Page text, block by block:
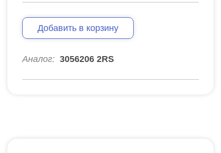
Добавить в корзину
Аналог: 3056206 2RS